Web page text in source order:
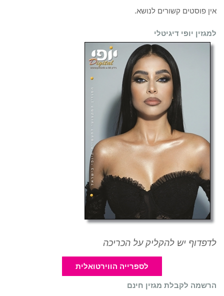
אין פוסטים קשורים לנושא.
למגזין יופי דיגיטלי
לדפדוף יש להקליק על הכריכה
לספרייה הווירטואלית
הרשמה לקבלת מגזין חינם